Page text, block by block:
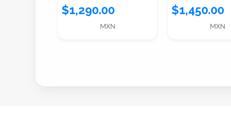
incrustación de cristales en color
blanco y
$1,290.00
MXN
flores con incrustación
en color
$1,450.00
MXN